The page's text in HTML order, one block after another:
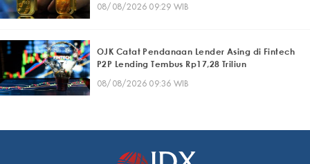
08/08/2026 09:29 WIB
OJK Catat Pendanaan Lender Asing di Fintech
P2P Lending Tembus Rp17,28 Triliun
08/08/2026 09:36 WIB